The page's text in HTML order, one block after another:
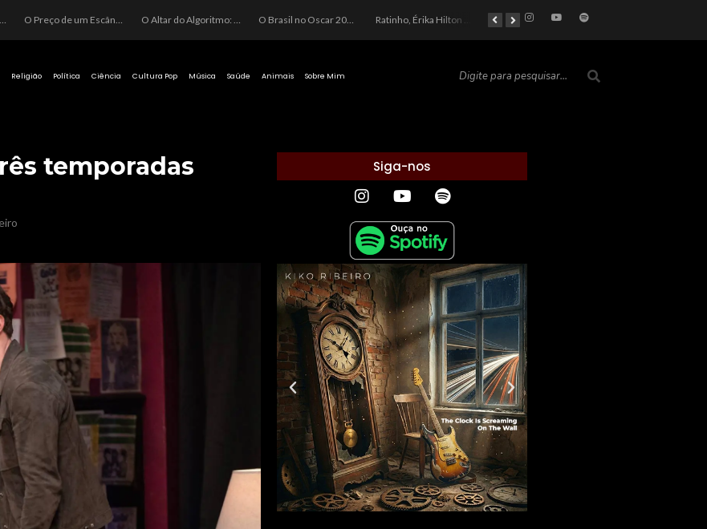
O Perigo da Ideologia Desenfreada na Justiça: Quando a Pauta Política Substitui a Pena Criminal O Preço de um Escândalo: A Discrepância Entre o “Filme de Bolsonaro” e a Realidade do Cinema Mundial O Altar do Algoritmo: A Carência Humana e a Fabricação de Heróis no Brasil O Brasil no Oscar 2026: Entre a Cota do Politicamente Correto e a Realidade das Telas Ratinho, Érika Hilton e a Farsa Política: Quem Ganha com o Barulho no País de Bobson? As controvérsias que marcam o cenário político e econômico nacional
Religião Política Ciência Cultura Pop Música Saúde Animais Sobre Mim
temporadas
Siga-nos